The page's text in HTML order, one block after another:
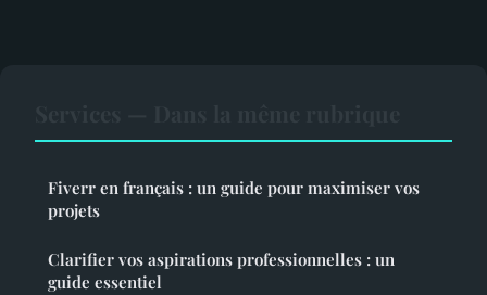
Fiverr en français : un guide pour maximiser vos
projets
Clarifier vos aspirations professionnelles : un
guide essentiel